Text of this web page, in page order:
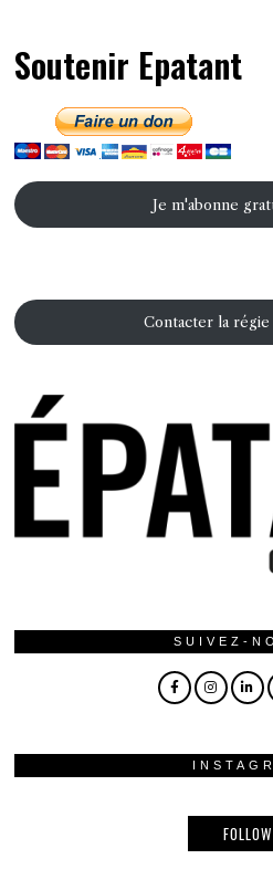
Soutenir Epatant
Je m'abonne
Contacter la
SUIVEZ-
FOLLOW